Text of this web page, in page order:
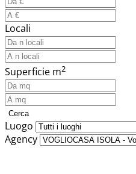
Locali
Superficie m2
Cerca
Luogo
Agency